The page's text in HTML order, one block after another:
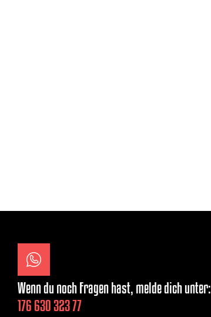
Wenn du noch Fragen hast, melde dich unter:
176 630 323 77